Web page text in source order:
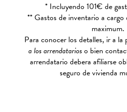
* Incluyendo 101€ de
** Gastos de inventario a
maximum.
Para conocer los detalles, ir a la
a los arrendatarioso bien
arrendatario debera afiliarse
seguro de vivienda